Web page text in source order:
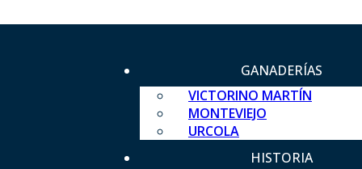
GANADERÍAS
VICTORINO MARTÍN
MONTEVIEJO
URCOLA
HISTORIA